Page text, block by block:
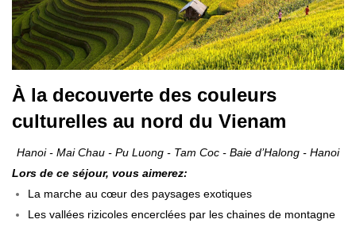
À la decouverte des couleurs
culturelles au nord du Vienam
Hanoi - Mai Chau - Pu Luong - Tam Coc - Baie d’Halong - Hanoi
Lors de ce séjour, vous aimerez:
La marche au cœur des paysages exotiques
Les vallées rizicoles encerclées par les chaines de montagne